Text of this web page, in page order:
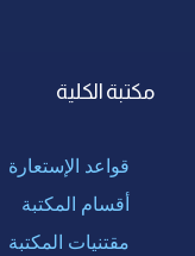
مكتبة الكلية
قواعد الإستعارة
أقسام المكتبة
مقتنيات المكتبة